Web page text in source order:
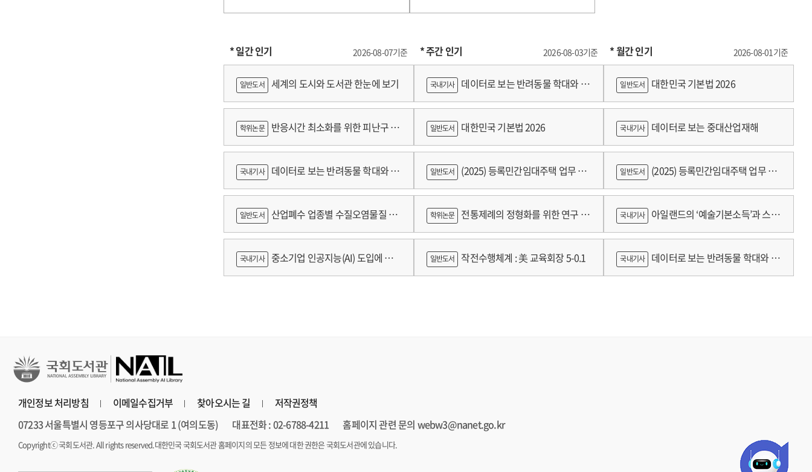
* 일간 인기 2026-08-07기준
일반도서 세계의 도시와 도서관 한눈에 보기
학위논문 반응시간 최소화를 위한 피난구 유
도등 제작 및 설치 기준 개발
국내기사 데이터로 보는 반려동물 학대와 분
쟁
일반도서 산업폐수 업종별 수질오염물질 배
출목록 구축 고도화 연구
국내기사 중소기업 인공지능(AI) 도입에 따
* 주간 인기 2026-08-03기준
국내기사 데이터로 보는 반려동물 학대와 분
쟁
일반도서 대한민국 기본법 2026
일반도서 (2025) 등록민간임대주택 업무 편
람
학위논문 전통제례의 정형화를 위한 연구 :
가제를 중심으로
일반도서 작전수행체계 : 美 교육회장 5-0.1
* 월간 인기 2026-08-01기준
일반도서 대한민국 기본법 2026
국내기사 데이터로 보는 중대산업재해
일반도서 (2025) 등록민간임대주택 업무 편
람
국내기사 아일랜드의 ‘예술기본소득’과 스코
틀랜드의 예술인 소득보장정책 논의
국내기사 데이터로 보는 반려동물 학대와 분
개인정보 처리방침 이메일수집거부 찾아오시는 길
저작권정책
07233 서울특별시 영등포구 의사당대로 1 (여의도동)
대표전화 : 02-6788-4211 홈페이지 관련 문의 webw3@nanet.go.kr
Copyrightⓒ 국회도서관. All rights reserved. 대한민국 국회도서관 홈페이지의 모든 정보에 대한 권한은 국회도서관에 있습니다.